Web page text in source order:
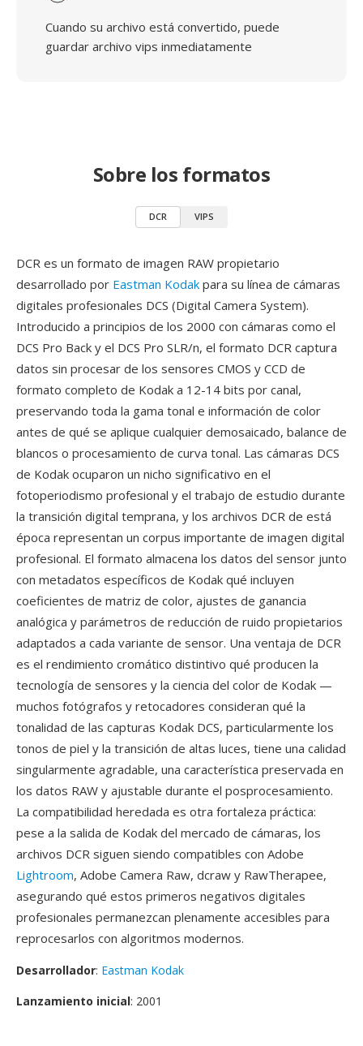
Cuando su archivo está convertido, puede
guardar archivo vips inmediatamente
Sobre los formatos
DCR VIPS
DCR es un formato de imagen RAW propietario
desarrollado por Eastman Kodak para su línea de cámaras
digitales profesionales DCS (Digital Camera System).
Introducido a principios de los 2000 con cámaras como el
DCS Pro Back y el DCS Pro SLR/n, el formato DCR captura
datos sin procesar de los sensores CMOS y CCD de
formato completo de Kodak a 12-14 bits por canal,
preservando toda la gama tonal e información de color
antes de qué se aplique cualquier demosaicado, balance de
blancos o procesamiento de curva tonal. Las cámaras DCS
de Kodak ocuparon un nicho significativo en el
fotoperiodismo profesional y el trabajo de estudio durante
la transición digital temprana, y los archivos DCR de está
época representan un corpus importante de imagen digital
profesional. El formato almacena los datos del sensor junto
con metadatos específicos de Kodak qué incluyen
coeficientes de matriz de color, ajustes de ganancia
analógica y parámetros de reducción de ruido propietarios
adaptados a cada variante de sensor. Una ventaja de DCR
es el rendimiento cromático distintivo qué producen la
tecnología de sensores y la ciencia del color de Kodak —
muchos fotógrafos y retocadores consideran qué la
tonalidad de las capturas Kodak DCS, particularmente los
tonos de piel y la transición de altas luces, tiene una calidad
singularmente agradable, una característica preservada en
los datos RAW y ajustable durante el posprocesamiento.
La compatibilidad heredada es otra fortaleza práctica:
pese a la salida de Kodak del mercado de cámaras, los
archivos DCR siguen siendo compatibles con Adobe
Lightroom, Adobe Camera Raw, dcraw y RawTherapee,
asegurando qué estos primeros negativos digitales
profesionales permanezcan plenamente accesibles para
reprocesarlos con algoritmos modernos.
Desarrollador: Eastman Kodak
Lanzamiento inicial: 2001